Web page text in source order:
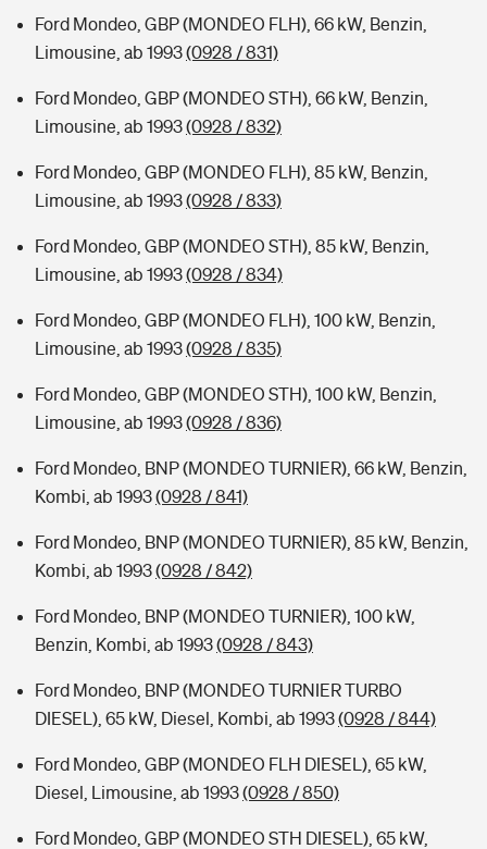
Ford Mondeo, GBP (MONDEO FLH), 66 kW, Benzin,
Limousine, ab 1993(0928 / 831)
Ford Mondeo, GBP (MONDEO STH), 66 kW, Benzin,
Limousine, ab 1993(0928 / 832)
Ford Mondeo, GBP (MONDEO FLH), 85 kW, Benzin,
Limousine, ab 1993(0928 / 833)
Ford Mondeo, GBP (MONDEO STH), 85 kW, Benzin,
Limousine, ab 1993(0928 / 834)
Ford Mondeo, GBP (MONDEO FLH), 100 kW, Benzin,
Limousine, ab 1993(0928 / 835)
Ford Mondeo, GBP (MONDEO STH), 100 kW, Benzin,
Limousine, ab 1993(0928 / 836)
Ford Mondeo, BNP (MONDEO TURNIER), 66 kW, Benzin,
Kombi, ab 1993(0928 / 841)
Ford Mondeo, BNP (MONDEO TURNIER), 85 kW, Benzin,
Kombi, ab 1993(0928 / 842)
Ford Mondeo, BNP (MONDEO TURNIER), 100 kW,
Benzin, Kombi, ab 1993(0928 / 843)
Ford Mondeo, BNP (MONDEO TURNIER TURBO
DIESEL), 65 kW, Diesel, Kombi, ab 1993(0928 / 844)
Ford Mondeo, GBP (MONDEO FLH DIESEL), 65 kW,
Diesel, Limousine, ab 1993(0928 / 850)
Ford Mondeo, GBP (MONDEO STH DIESEL), 65 kW,